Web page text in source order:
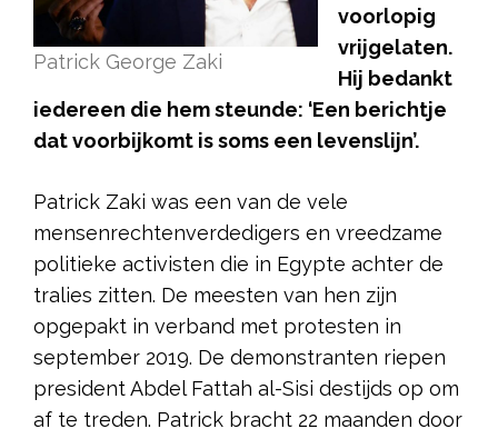
Patrick George Zaki
voorlopig
vrijgelaten.
Hij bedankt
iedereen die hem steunde: ‘Een berichtje
dat voorbijkomt is soms een levenslijn’.
Patrick Zaki was een van de vele
mensenrechtenverdedigers en vreedzame
politieke activisten die in Egypte achter de
tralies zitten. De meesten van hen zijn
opgepakt in verband met protesten in
september 2019. De demonstranten riepen
president Abdel Fattah al-Sisi destijds op om
af te treden. Patrick bracht 22 maanden door